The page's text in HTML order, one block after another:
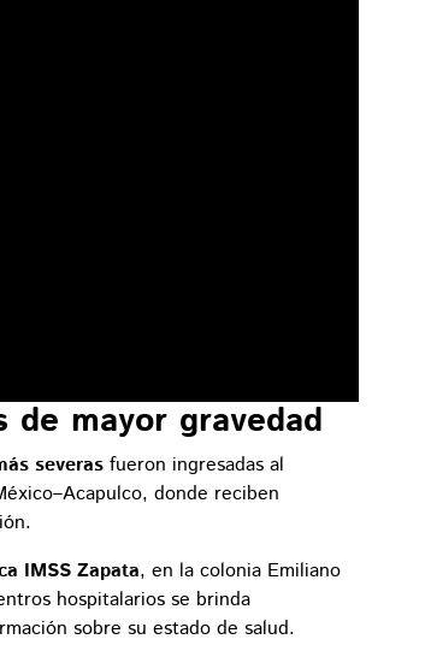
mayor gravedad
severas fueron ingresadas al
donde reciben
IMSS Zapata, en la colonia Emiliano
hospitalarios se brinda
sobre su estado de salud.